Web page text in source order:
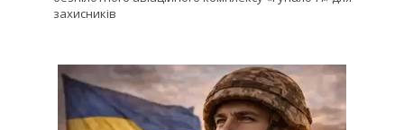
захисників